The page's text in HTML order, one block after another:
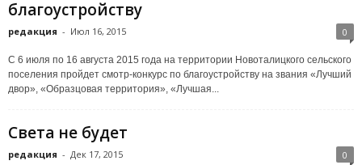
благоустройству
редакция - Июл 16, 2015 0
С 6 июля по 16 августа 2015 года на территории Новоталицкого сельского
поселения пройдет смотр-конкурс по благоустройству на звания «Лучший
двор», «Образцовая территория», «Лучшая...
Света не будет
редакция - Дек 17, 2015 0